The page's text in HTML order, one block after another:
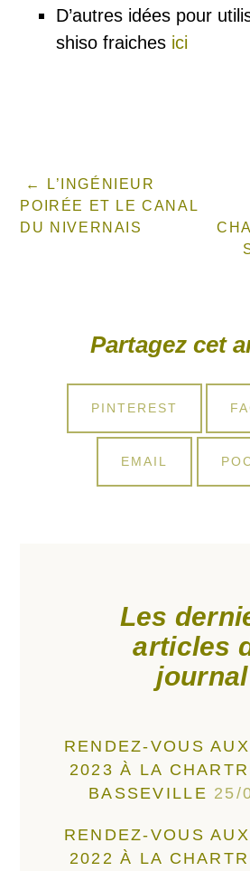
D’autres idées pour
shiso fraiches ici
L’INGÉNIEUR
POIRÉE ET LE CANAL
DU NIVERNAIS
Partagez cet
SHARE
PINTEREST
SHARE
EMAIL
Les
articles
journal
RENDEZ-VOUS
2023 À LA
BASSEVILLE 25/
RENDEZ-VOUS
2022 À LA